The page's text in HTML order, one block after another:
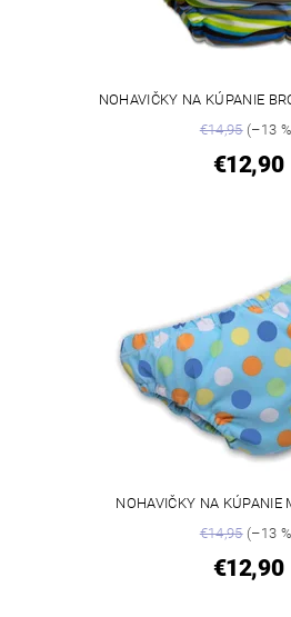
NOHAVIČKY NA KÚPANIE
€14,95(–13
€12,90
NOHAVIČKY NA KÚPANIE
€14,95(–13
€12,90